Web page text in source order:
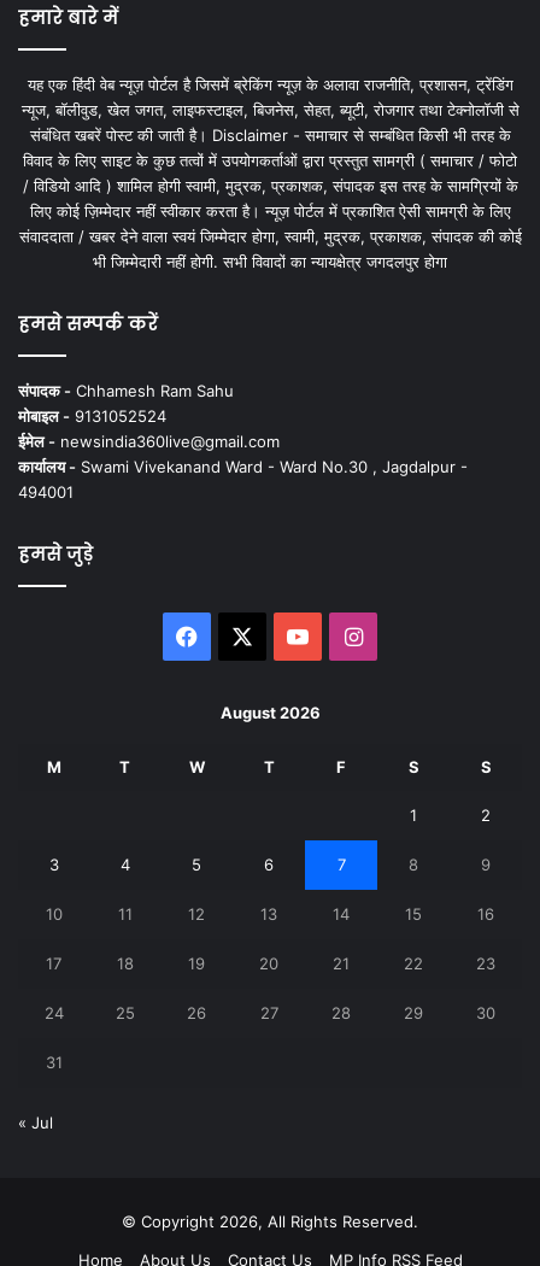
हमारे बारे में
यह एक हिंदी वेब न्यूज़ पोर्टल है जिसमें ब्रेकिंग न्यूज़ के अलावा राजनीति, प्रशासन, ट्रेंडिंग
न्यूज, बॉलीवुड, खेल जगत, लाइफस्टाइल, बिजनेस, सेहत, ब्यूटी, रोजगार तथा टेक्नोलॉजी से
संबंधित खबरें पोस्ट की जाती है। Disclaimer - समाचार से सम्बंधित किसी भी तरह के
विवाद के लिए साइट के कुछ तत्वों में उपयोगकर्ताओं द्वारा प्रस्तुत सामग्री ( समाचार / फोटो
/ विडियो आदि ) शामिल होगी स्वामी, मुद्रक, प्रकाशक, संपादक इस तरह के सामग्रियों के
लिए कोई ज़िम्मेदार नहीं स्वीकार करता है। न्यूज़ पोर्टल में प्रकाशित ऐसी सामग्री के लिए
संवाददाता / खबर देने वाला स्वयं जिम्मेदार होगा, स्वामी, मुद्रक, प्रकाशक, संपादक की कोई
भी जिम्मेदारी नहीं होगी. सभी विवादों का न्यायक्षेत्र जगदलपुर होगा
हमसे सम्पर्क करें
संपादक - Chhamesh Ram Sahu
मोबाइल - 9131052524
ईमेल - newsindia360live@gmail.com
कार्यालय - Swami Vivekanand Ward - Ward No.30 , Jagdalpur -
494001
हमसे जुड़े
Facebook YouTubeInstagram
August 2026
M T W T F S S
1 2
3 4 5 6 7 8 9
10 11 12 13 14 15 16
17 18 19 20 21 22 23
24 25 26 27 28 29 30
31
« Jul
© Copyright 2026, All Rights Reserved.
Home
About Us Contact Us MP Info RSS Feed